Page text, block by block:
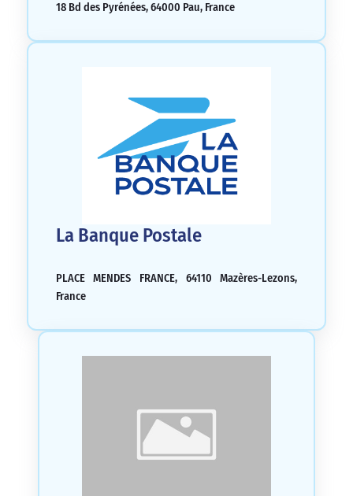
18 Bd des Pyrénées, 64000 Pau, France
La Banque Postale
PLACE MENDES FRANCE, 64110 Mazères-Lezons,
France